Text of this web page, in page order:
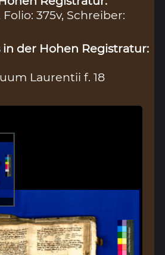
Folio: 375v, Schreiber:
der Hohen Registratur:
Laurentii f. 18